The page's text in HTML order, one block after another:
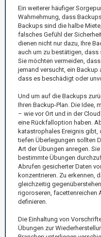
Ein weiterer häufiger
Wahrnehmung, dass
Backups sind die halbe
falsches Gefühl der
dienen nicht nur dazu, Ihre
auch um zu bestätigen,
Sie möchten vermeiden,
jemand versucht, ein Backup
dass es beschädigt oder
Und um auf die Backups
Ihren Backup-Plan. Die Idee,
– wie vor Ort und in der
eine Rückfalloption haben.
katastrophales Ereignis
tiefen Überlegungen sollten
Art der Übungen anregen.
bestimmte Übungen
Abrufen gesicherter Daten
konzentrieren. Zu erkennen,
gleichzeitig
rigoroseren, facettenreichen
definieren.
Die Einhaltung von
Übungen zur